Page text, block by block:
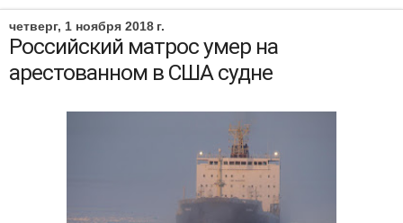
четверг, 1 ноября 2018 г.
Российский матрос умер на
арестованном в США судне